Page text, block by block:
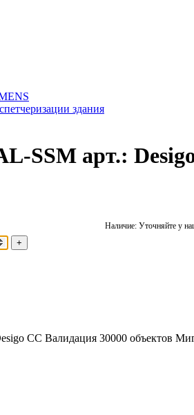
здания
SSM арт.:
Наличие: Уточняйте у
+
CC Валидация 30000 объектов